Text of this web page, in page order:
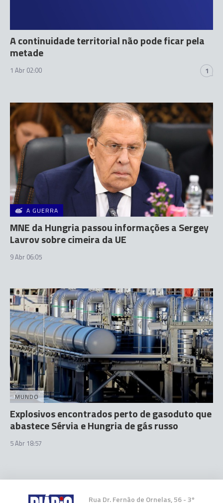
A continuidade territorial não pode ficar pela
metade
1 Abr 02:00 1
A GUERRA
MNE da Hungria passou informações a Sergey
Lavrov sobre cimeira da UE
9 Abr 06:05
MUNDO
Explosivos encontrados perto de gasoduto que
abastece Sérvia e Hungria de gás russo
5 Abr 18:57
Rua Dr. Fernão de Ornelas, 56 - 3º